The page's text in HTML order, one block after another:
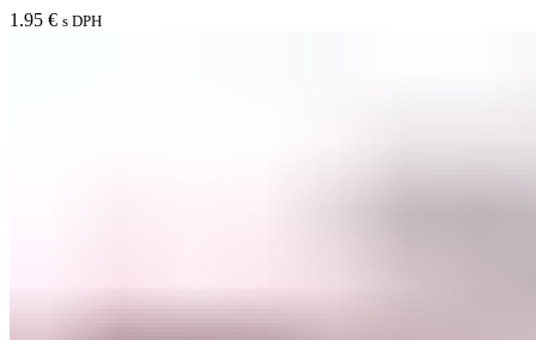
1.95 € s DPH